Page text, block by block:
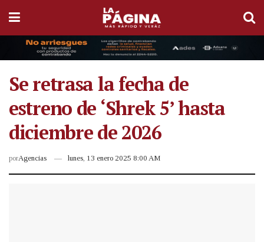
Se retrasa la fecha de
estreno de ‘Shrek 5’ hasta
diciembre de 2026
porAgencias lunes, 13 enero 2025 8:00 AM